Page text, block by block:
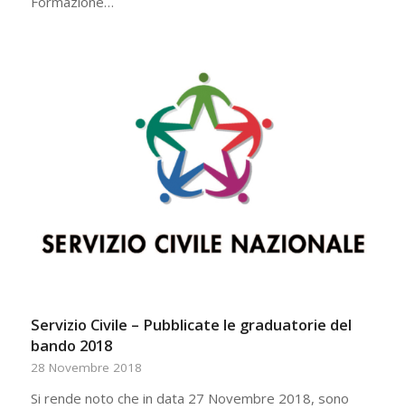
Servizio Civile – Pubblicate le graduatorie del
bando 2018
28 Novembre 2018
Si rende noto che in data 27 Novembre 2018, sono